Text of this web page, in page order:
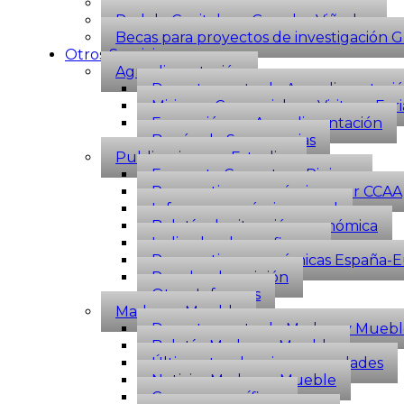
Red de Capitales y Grandes Viñedos
Becas para proyectos de investigación
Otros Servicios
Agroalimentación
Departamento de
Misiones Comerciales y Visitas a
Formación en Agroalimentación
Buzón de Sugerencias
Publicaciones y Estudios
Encuesta Coyuntura Riojana
Perspectivas económicas por CCAA
Informe económico anual
Boletín de situación económica
Indicador de confianza
Perspectivas económicas España-
Paneles de opinión
Otros Informes
Madera y Mueble
Departamento de Madera y
Boletín Madera y Mueble
Últimas tendencias y novedades
Noticias Madera y Mueble
Cursos específicos